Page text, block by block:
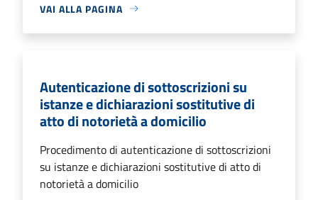
VAI ALLA PAGINA
Autenticazione di sottoscrizioni su
istanze e dichiarazioni sostitutive di
atto di notorietà a domicilio
Procedimento di autenticazione di sottoscrizioni
su istanze e dichiarazioni sostitutive di atto di
notorietà a domicilio